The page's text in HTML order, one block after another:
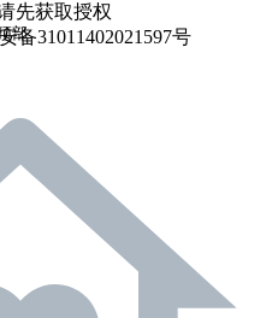
先获取授权
备31011402021597号
部